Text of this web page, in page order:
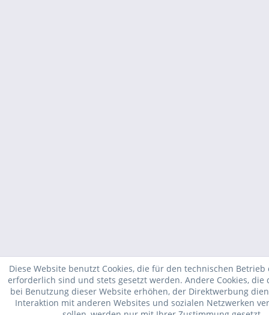
Diese Website benutzt Cookies, die für den technischen Betrieb
erforderlich sind und stets gesetzt werden. Andere Cookies, die
bei Benutzung dieser Website erhöhen, der Direktwerbung
Interaktion mit anderen Websites und sozialen Netzwerken